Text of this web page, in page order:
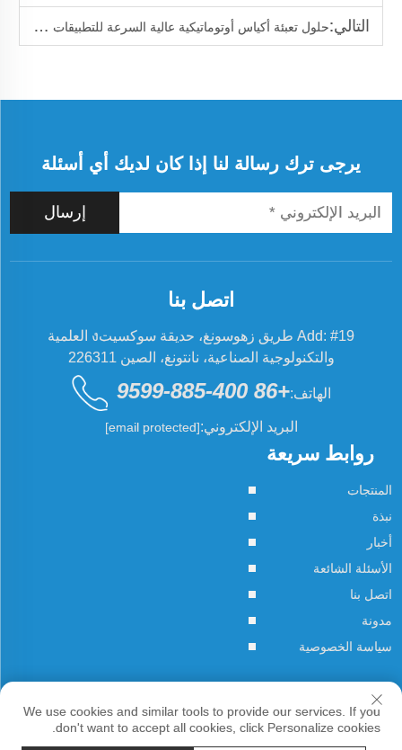
التالي:حلول تعبئة أكياس أوتوماتيكية عالية السرعة للتطبيقات البودرة السائبة
يرجى ترك رسالة لنا إذا كان لديك أي أسئلة
إرسال
روابط سريعة
المنتجات
نبذة
أخبار
الأسئلة الشائعة
اتصل بنا
مدونة
سياسة الخصوصية
اتصل بنا
Add: #19 طريق زهوسونغ، حديقة سوكسيتง العلمية
والتكنولوجية الصناعية، نانتونغ، الصين 226311
الهاتف:+86 400-885-9599
البريد الإلكتروني:[email protected]
We use cookies and similar tools to provide our services. If you
don't want to accept all cookies, click Personalize cookies.